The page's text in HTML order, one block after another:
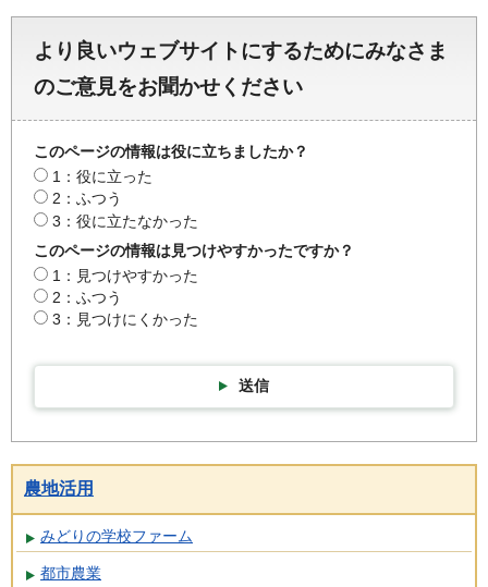
より良いウェブサイトにするためにみなさま
のご意見をお聞かせください
このページの情報は役に立ちましたか？
1：役に立った
2：ふつう
3：役に立たなかった
このページの情報は見つけやすかったですか？
1：見つけやすかった
2：ふつう
3：見つけにくかった
送信
農地活用
みどりの学校ファーム
都市農業